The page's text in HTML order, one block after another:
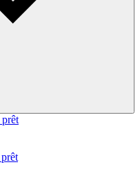
prêt